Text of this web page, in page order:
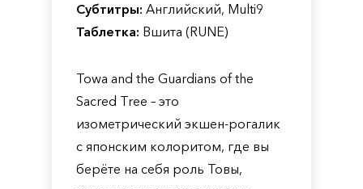
Субтитры: Английский, Multi9
Таблетка: Вшита (RUNE)
Towa and the Guardians of the
Sacred Tree – это
изометрический экшен-рогалик
с японским колоритом, где вы
берёте на себя роль Товы,